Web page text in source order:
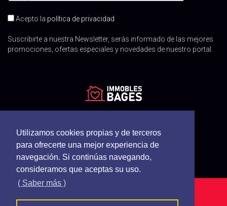
Utilizamos cookies propias y de terceros
para ofrecerte una mejor experiencia de
navegación. Si continúas navegando,
consideramos que aceptas su uso.
( Saber más )
Acepto la política de privacidad
Suscribirte a nuestra Newsletter, serás informado de las mejores
promociones, ofertas especiales y novedades de nuestro portal.